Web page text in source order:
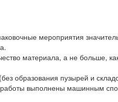
мероприятия
материала, а не больше,
образования пузырей и
работы выполнены машинным